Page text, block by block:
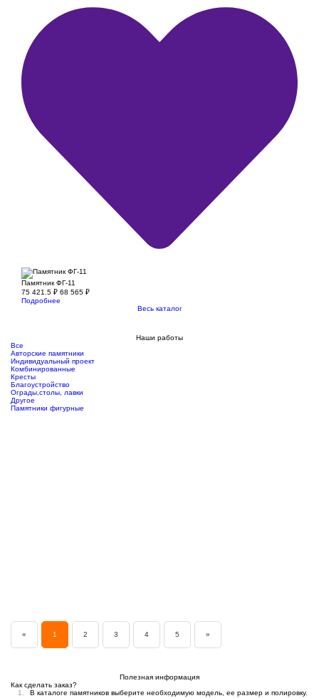
Памятник ФГ-11
75 421.5 ₽ 68 565 ₽
Подробнее
Весь каталог
Наши работы
Все
Авторские памятники
Индивидуальный проект
Комбинированные
Кресты
Благоустройство
Ограды,столы, лавки
Другое
Памятники фигурные
« 1 2 3 4 5 »
Полезная информация
Как сделать заказ?
В каталоге памятников выберите необходимую модель, ее размер и полировку.